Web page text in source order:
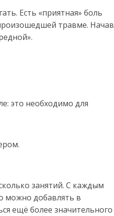
Есть «приятная» боль
травме. Начав
это необходимо для
занятий. С каждым
можно добавлять в
ещё более значительного